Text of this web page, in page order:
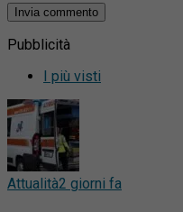
Pubblicità
I più visti
Attualità2 giorni fa